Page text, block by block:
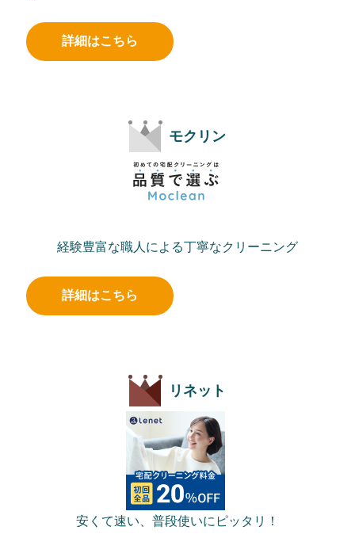
詳細はこちら
モクリン
経験豊富な職人による丁寧なクリーニング
詳細はこちら
リネット
安くて速い、普段使いにピッタリ！